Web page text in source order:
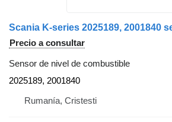
Precio a consultar
Sensor de nivel de combustible
2025189, 2001840
Rumanía, Cristesti